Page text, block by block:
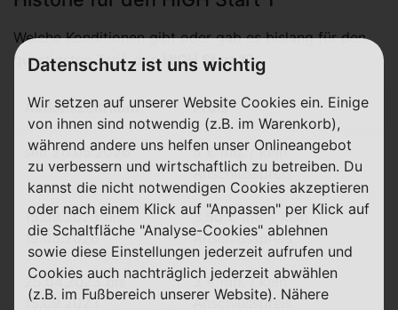
Welche Konditionen gibt oder gab es bislang für den
günstigsten Tarif, den HIGH Start 1?
Aktionszeitraum Preis
seit 20.05.2026
5 € mtl. / kein
Anschlusspreis
15.09.2023 bis
19.05.2026
3,50 € mtl. / kein
Anschlusspreis
25.04.2023 bis
15.09.2023
3 € mtl. / kein
Anschlusspreis
Datenschutz ist uns wichtig
Wir setzen auf unserer Website Cookies ein. Einige
von ihnen sind notwendig (z.B. im Warenkorb),
während andere uns helfen unser Onlineangebot
zu verbessern und wirtschaftlich zu betreiben. Du
kannst die nicht notwendigen Cookies akzeptieren
oder nach einem Klick auf "Anpassen" per Klick auf
die Schaltfläche "Analyse-Cookies" ablehnen
sowie diese Einstellungen jederzeit aufrufen und
Cookies auch nachträglich jederzeit abwählen
(z.B. im Fußbereich unserer Website). Nähere